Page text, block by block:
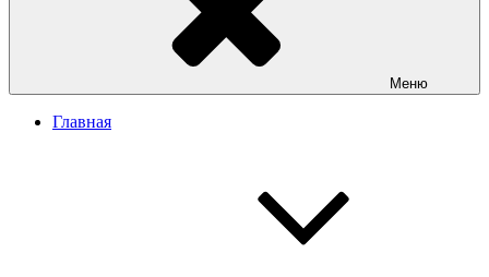
Меню
Главная